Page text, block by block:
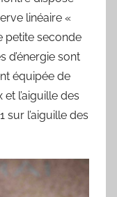
linéaire «
petite seconde
d’énergie sont
équipée de
l’aiguille des
sur l’aiguille des